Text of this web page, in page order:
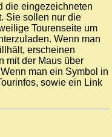
die eingezeichneten
Sie sollen nur die
Tourenseite um
Wenn man
erscheinen
mit der Maus über
man ein Symbol in
sowie ein Link